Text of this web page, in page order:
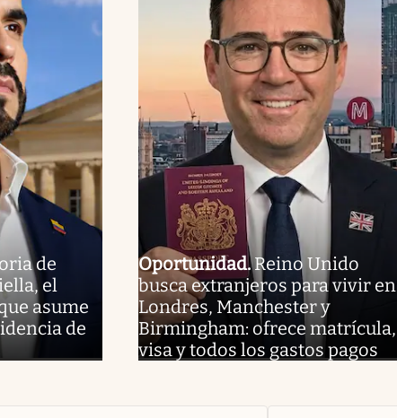
de
el
asume
de
Oportunidad.Reino Unido
busca extranjeros para vivir en
Londres, Manchester y
Birmingham: ofrece matrícula,
visa y todos los gastos pagos